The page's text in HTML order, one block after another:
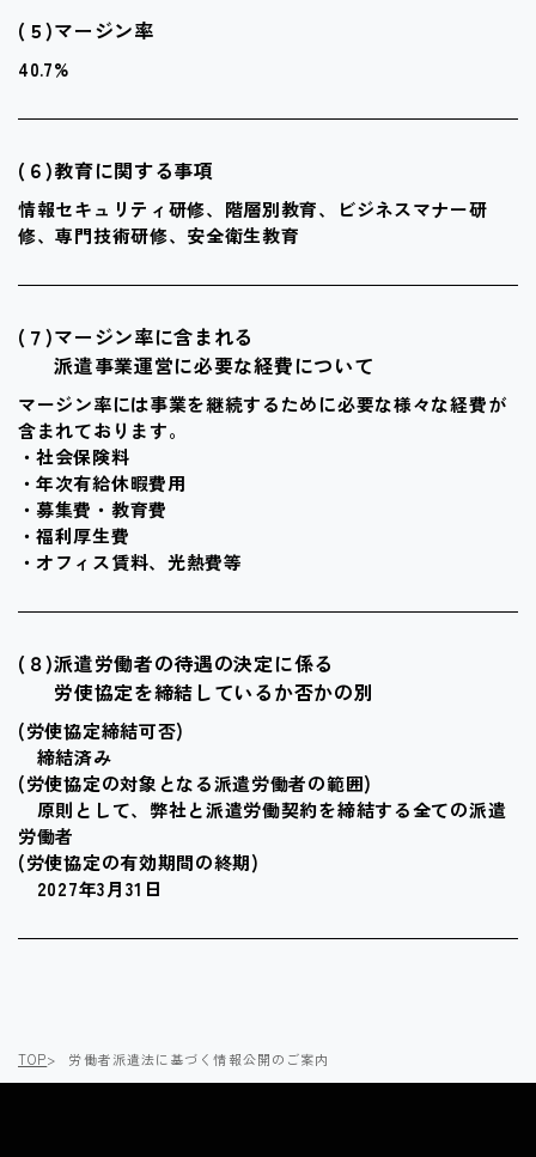
(５)マージン率
40.7%
(６)教育に関する事項
情報セキュリティ研修、階層別教育、
ビジネスマナー研
修、専門技術研修、安全衛生教育
(７)マージン率に含まれる
派遣事業運営に必要な経費について
マージン率には事業を継続するために必要な様々な経費が
含まれております。
社会保険料
年次有給休暇費用
募集費・教育費
福利厚生費
オフィス賃料、光熱費等
(８)派遣労働者の待遇の決定に係る
労使協定を締結しているか否かの別
(労使協定締結可否)
締結済み
(労使協定の対象となる派遣労働者の範囲)
原則として、弊社と派遣労働契約を締結する全ての派遣
労働者
(労使協定の有効期間の終期)
2027年3月31日
TOP 労働者派遣法に基づく情報公開のご案内